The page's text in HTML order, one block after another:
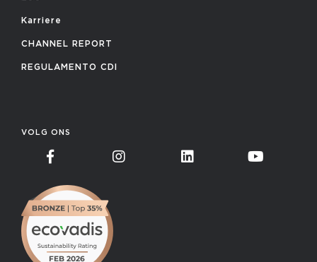
Karriere
CHANNEL REPORT
REGULAMENTO CDI
VOLG ONS